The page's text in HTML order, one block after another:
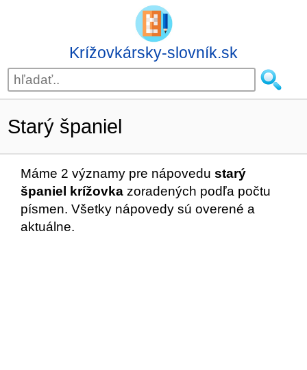
Krížovkársky-slovník.sk
Starý španiel
Máme 2 významy pre nápovedu starý
španiel krížovka zoradených podľa počtu
písmen. Všetky nápovedy sú overené a
aktuálne.